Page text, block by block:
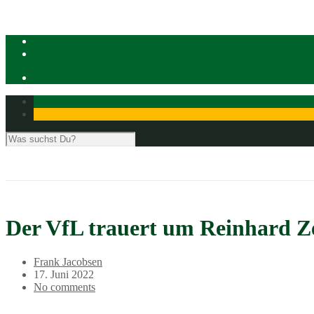
Der VfL trauert um Reinhard
Frank Jacobsen
17. Juni 2022
No comments